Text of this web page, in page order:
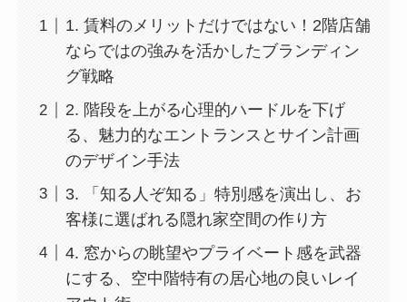
1. 賃料のメリットだけではない！2階店舗
ならではの強みを活かしたブランディン
グ戦略
2. 階段を上がる心理的ハードルを下げ
る、魅力的なエントランスとサイン計画
のデザイン手法
3. 「知る人ぞ知る」特別感を演出し、お
客様に選ばれる隠れ家空間の作り方
4. 窓からの眺望やプライベート感を武器
にする、空中階特有の居心地の良いレイ